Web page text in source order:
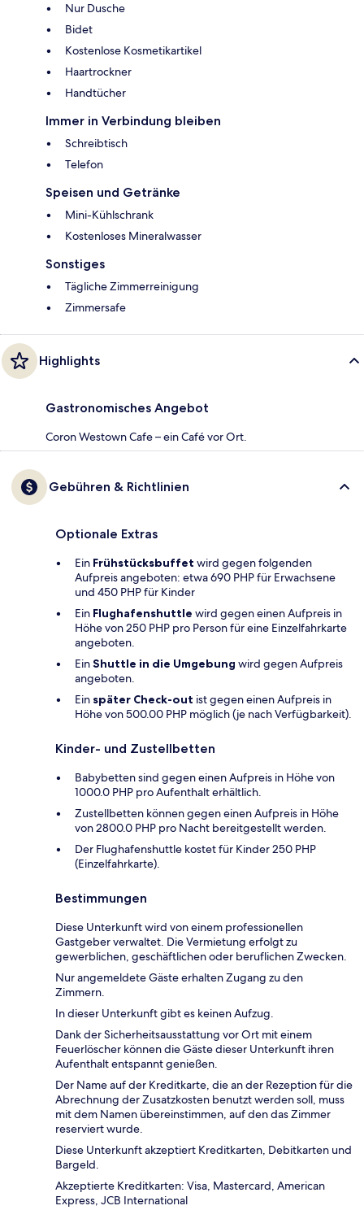
Nur Dusche
Bidet
Kostenlose Kosmetikartikel
Haartrockner
Handtücher
Immer in Verbindung bleiben
Schreibtisch
Telefon
Speisen und Getränke
Mini-Kühlschrank
Kostenloses Mineralwasser
Sonstiges
Tägliche Zimmerreinigung
Zimmersafe
Highlights
Gastronomisches Angebot
Coron Westown Cafe – ein Café vor Ort.
Gebühren & Richtlinien
Optionale Extras
Ein Frühstücksbuffet wird gegen folgenden
Aufpreis angeboten: etwa 690 PHP für Erwachsene
und 450 PHP für Kinder
Ein Flughafenshuttle wird gegen einen Aufpreis in
Höhe von 250 PHP pro Person für eine Einzelfahrkarte
angeboten.
EinShuttle in die Umgebung wird gegen Aufpreis
angeboten.
Ein später Check-out ist gegen einen Aufpreis in
Höhe von 500.00 PHP möglich (je nach Verfügbarkeit).
Kinder- und Zustellbetten
Babybetten sind gegen einen Aufpreis in Höhe von
1000.0 PHP pro Aufenthalt erhältlich.
Zustellbetten können gegen einen Aufpreis in Höhe
von 2800.0 PHP pro Nacht bereitgestellt werden.
Der Flughafenshuttle kostet für Kinder 250 PHP
(Einzelfahrkarte).
Bestimmungen
Diese Unterkunft wird von einem professionellen
Gastgeber verwaltet. Die Vermietung erfolgt zu
gewerblichen, geschäftlichen oder beruflichen Zwecken.
Nur angemeldete Gäste erhalten Zugang zu den
Zimmern.
In dieser Unterkunft gibt es keinen Aufzug.
Dank der Sicherheitsausstattung vor Ort mit einem
Feuerlöscher können die Gäste dieser Unterkunft ihren
Aufenthalt entspannt genießen.
Der Name auf der Kreditkarte, die an der Rezeption für die
Abrechnung der Zusatzkosten benutzt werden soll, muss
mit dem Namen übereinstimmen, auf den das Zimmer
reserviert wurde.
Diese Unterkunft akzeptiert Kreditkarten, Debitkarten und
Bargeld.
Akzeptierte Kreditkarten: Visa, Mastercard, American
Express, JCB International